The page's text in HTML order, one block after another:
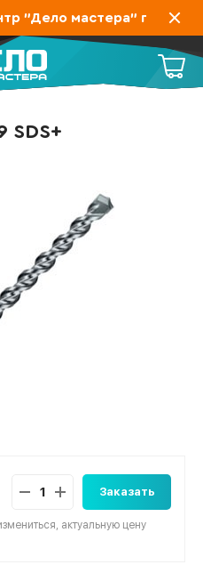
"Дело мастера"
SDS+
Заказать
актуальную цену